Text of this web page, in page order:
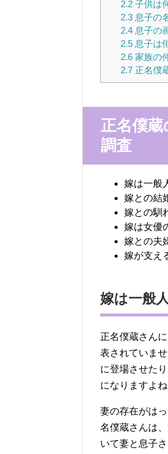
2.2子供は
2.3息子の
2.4息子の
2.5息子は
2.6家族の
2.7正名僕
正名僕蔵
調査
嫁は一般
嫁との結
嫁との馴
嫁は女優
嫁との夫
嫁が支え
嫁は一般
正名僕蔵さん
表されていま
に登場させた
になりますよね
妻の存在がは
名僕蔵さんは
いて妻と息子